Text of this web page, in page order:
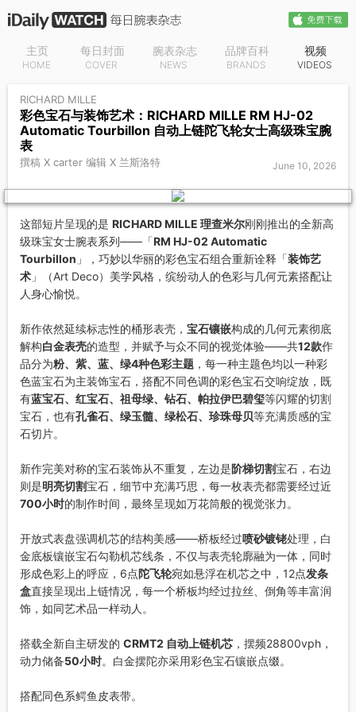
主页
HOME
每日封面
COVER
腕表杂志
NEWS
品牌百科
BRANDS
视频
VIDEOS
RICHARD MILLE
彩色宝石与装饰艺术：RICHARD MILLE RM HJ-02
Automatic Tourbillon 自动上链陀飞轮女士高级珠宝腕
表
June 10, 2026
撰稿 X carter 编辑 X 兰斯洛特
这部短片呈现的是 RICHARD MILLE 理查米尔刚刚推出的全新高
级珠宝女士腕表系列——「RM HJ-02 Automatic
Tourbillon 」，巧妙以华丽的彩色宝石组合重新诠释「装饰艺
术 」（Art Deco）美学风格，缤纷动人的色彩与几何元素搭配让
人身心愉悦。
新作依然延续标志性的桶形表壳， 宝石镶嵌构成的几何元素彻底
解构白金表壳的造型，并赋予与众不同的视觉体验——共12款作
品分为粉、紫、蓝、绿4种色彩主题 ，每一种主题色均以一种彩
色蓝宝石为主装饰宝石，搭配不同色调的彩色宝石交响绽放，既
有蓝宝石、红宝石、祖母绿、钻石、帕拉伊巴碧玺等闪耀的切割
宝石，也有孔雀石、绿玉髓、绿松石、珍珠母贝等充满质感的宝
石切片。
新作完美对称的宝石装饰从不重复，左边是阶梯切割宝石，右边
则是明亮切割宝石，细节中充满巧思，每一枚表壳都需要经过近
700小时的制作时间，最终呈现如万花筒般的视觉张力。
开放式表盘强调机芯的结构美感——桥板经过喷砂镀铑处理，白
金底板镶嵌宝石勾勒机芯线条，不仅与表壳轮廓融为一体，同时
形成色彩上的呼应，6点陀飞轮宛如悬浮在机芯之中，12点发条
盒直接呈现出上链情况，每一个桥板均经过拉丝、倒角等丰富润
饰，如同艺术品一样动人。
搭载全新自主研发的 CRMT2 自动上链机芯 ，摆频28800vph，
动力储备50小时。白金摆陀亦采用彩色宝石镶嵌点缀。
搭配同色系鳄鱼皮表带。